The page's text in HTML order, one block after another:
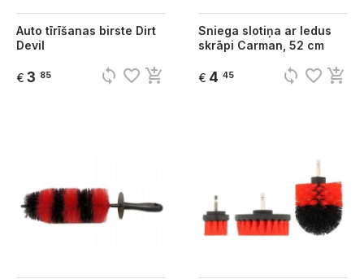
Auto tīrīšanas birste Dirt
Devil
€ 3 85 sync favorite_border add_shopping_cart
Sniega slotiņa ar ledus
skrāpi Carman, 52 cm
€ 4 45 sync favorite_border add_shopping_cart